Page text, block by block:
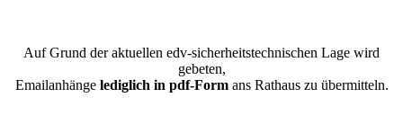
Auf Grund der aktuellen edv-sicherheitstechnischen Lage wird
gebeten,
Emailanhänge lediglich in pdf-Formans Rathaus zu übermitteln.